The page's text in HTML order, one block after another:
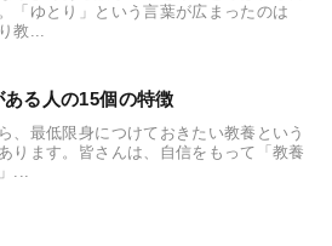
「ゆとり」という言葉が広まったのは
教...
ある人の15個の特徴
、最低限身につけておきたい教養という
ります。皆さんは、自信をもって「教養
...